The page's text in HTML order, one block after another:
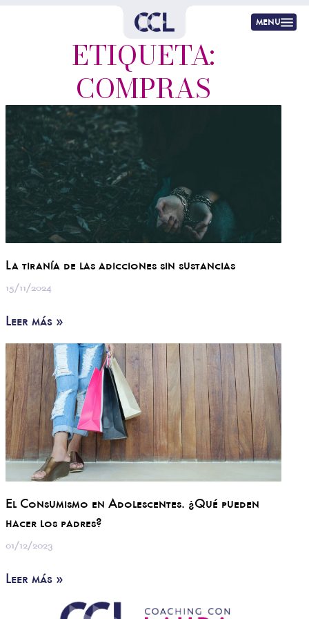
menu
ETIQUETA:
COMPRAS
La tiranía de las adicciones sin sustancias
15/11/2024
Leer más »
El Consumismo en Adolescentes. ¿Qué pueden
hacer los padres?
01/12/2023
Leer más »